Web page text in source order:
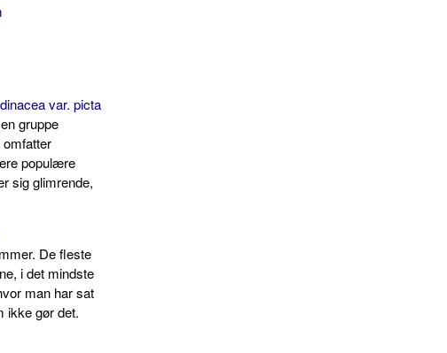
var. picta
gruppe
omfatter
populære
sig glimrende,
De fleste
i det mindste
man har sat
ikke gør det.